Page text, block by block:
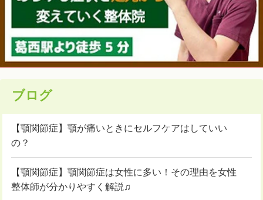
ブログ
【顎関節症】顎が痛いときにセルフケアはしていい
の？
【顎関節症】顎関節症は女性に多い！その理由を女性
整体師が分かりやすく解説♫